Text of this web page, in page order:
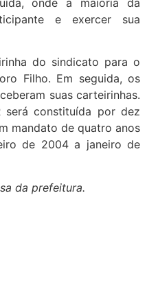
e exercer sua
do sindicato para o
Filho. Em seguida, os
suas carteirinhas.
será constituída por dez
mandato de quatro anos
de 2004 a janeiro de
da prefeitura.